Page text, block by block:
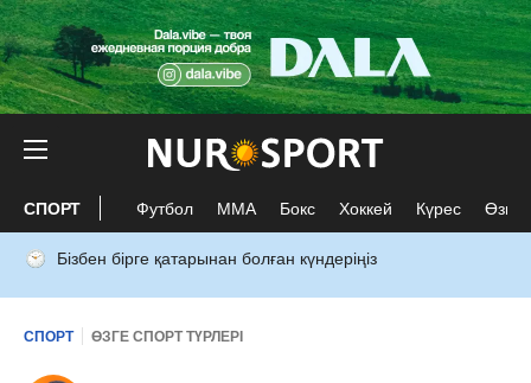
СПОРТ Футбол ММА Бокс Хоккей Күрес Өзге
Бізбен бірге қатарынан болған күндеріңіз
СПОРТ ӨЗГЕ СПОРТ ТҮРЛЕРІ